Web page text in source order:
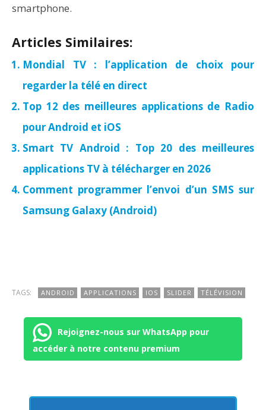
smartphone.
Articles Similaires:
Mondial TV : l’application de choix pour
regarder la télé en direct
Top 12 des meilleures applications de Radio
pour Android et iOS
Smart TV Android : Top 20 des meilleures
applications TV à télécharger en 2026
Comment programmer l’envoi d’un SMS sur
Samsung Galaxy (Android)
TAGS: ANDROID APPLICATIONS IOS SLIDER TÉLÉVISION
Rejoignez-nous sur WhatsApp pour
accéder à notre contenu premium